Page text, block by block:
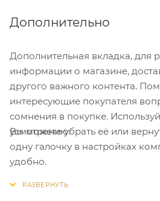
Дополнительно
Дополнительная вкладка, для
информации о магазине,
другого важного контента.
интересующие покупателя
сомнения в покупке.
усмотрению.
Вы можете убрать её или
одну галочку в настройках
удобно.